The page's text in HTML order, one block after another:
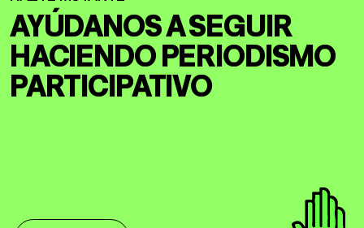
AYÚDANOS A SEGUIR
HACIENDOPERIODISMO
PARTICIPATIVO